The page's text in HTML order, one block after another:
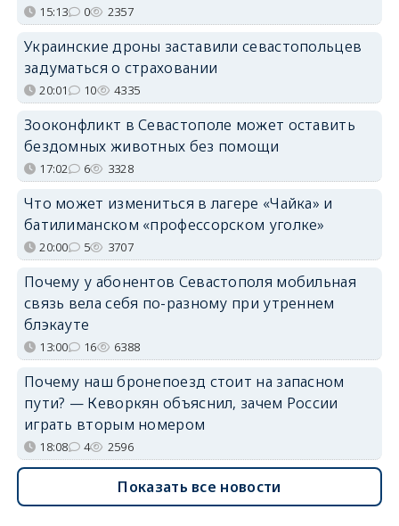
15:13 0 2357
Украинские дроны заставили севастопольцев
задуматься о страховании
20:01 10 4335
Зооконфликт в Севастополе может оставить
бездомных животных без помощи
17:02 6 3328
Что может измениться в лагере «Чайка» и
батилиманском «профессорском уголке»
20:00 5 3707
Почему у абонентов Севастополя мобильная
связь вела себя по-разному при утреннем
блэкауте
13:00 16 6388
Почему наш бронепоезд стоит на запасном
пути? — Кеворкян объяснил, зачем России
играть вторым номером
18:08 4 2596
Показать все новости